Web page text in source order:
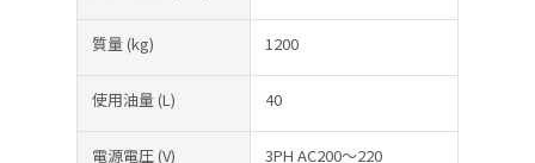
質量(kg) 1200
使用油量(L) 40
電源電圧(V) 3PH AC200～220